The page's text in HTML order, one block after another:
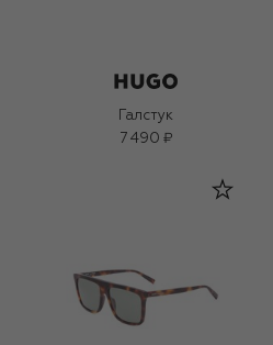
Галстук
7 490 ₽